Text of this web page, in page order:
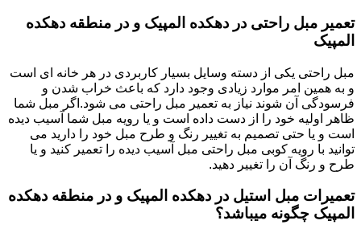
تعمیر مبل راحتی در دهکده المپیک و در منطقه دهکده
المپیک
مبل راحتی یکی از دسته وسایل بسیار کاربردی در هر خانه ای است
و به همین امر موارد زیادی وجود دارد که باعث خراب شدن و
فرسودگی آن شوند نیاز به تعمیر مبل راحتی می شود.اگر مبل شما
ظاهر اولیه خود را از دست داده است و یا رویه مبل شما آسیب دیده
است و یا حتی تصمیم به تغییر رنگ و طرح مبل خود را دارید می
توانید با رویه کوبی مبل راحتی مبل آسیب دیده را تعمیر کنید و یا
طرح و رنگ آن را تغییر دهید.
تعمیرات مبل استیل در دهکده المپیک و در منطقه دهکده
المپیک چگونه میباشد؟